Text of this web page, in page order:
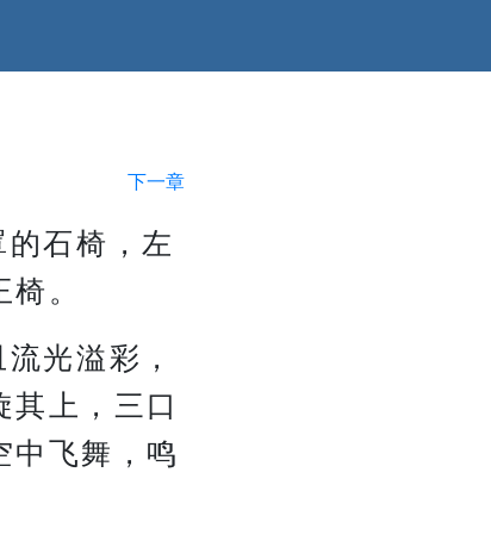
下一章
石椅，左
。
光溢彩，
上，三口
中飞舞，鸣